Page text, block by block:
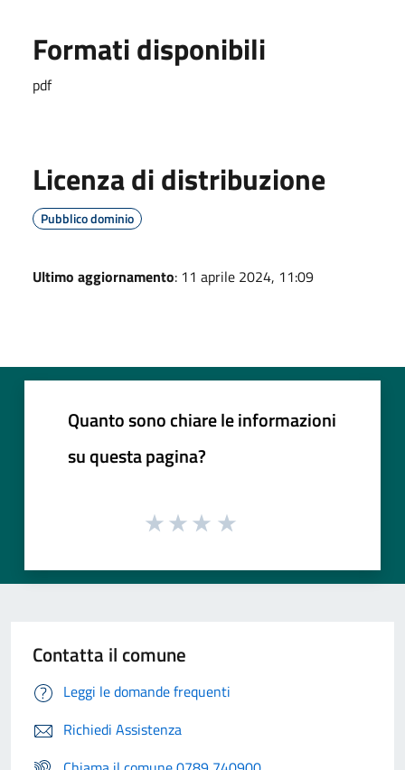
Formati disponibili
pdf
Licenza di distribuzione
Pubblico dominio
Ultimo aggiornamento: 11 aprile 2024, 11:09
Quanto sono chiare le informazioni
su questa pagina?
Contatta il comune
Leggi le domande frequenti
Richiedi Assistenza